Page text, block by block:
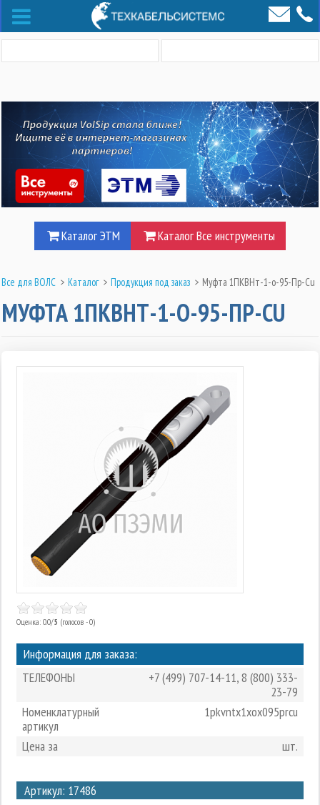
Каталог ЭТМ Каталог Все инструменты
Все для ВОЛС > Каталог > Продукция под заказ > Муфта 1ПКВНт-1-о-95-Пр-Cu
МУФТА 1ПКВНТ-1-О-95-ПР-CU
Оценка: 0.0/5 (голосов - 0)
Информация для заказа:
ТЕЛЕФОНЫ
+7 (499) 707-14-11,8 (800) 333-
23-79
Номенклатурный
артикул
1pkvntx1xox095prcu
Цена за шт.
Артикул: 17486
2